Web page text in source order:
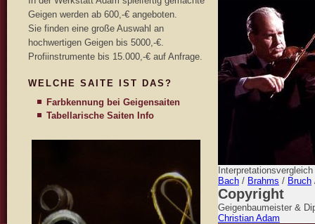
Geigen werden ab 600,-€ angeboten.
Sie finden eine große Auswahl an
hochwertigen Geigen bis 5000,-€.
Profiinstrumente bis 15.000,-€ auf Anfrage.
WELCHE SAITE IST DAS?
Farbkennung bei Geigensaiten
Tabellarische Saiten Info
Bach / Brahms / Bruch
Copyright
Geigenbaumeister &
Christian Adam